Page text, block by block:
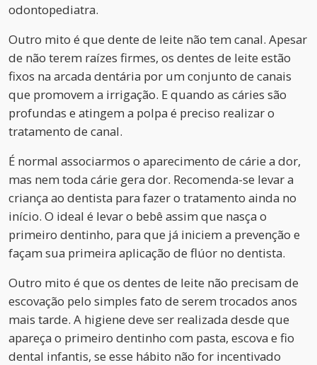
odontopediatra.
Outro mito é que dente de leite não tem canal. Apesar
de não terem raízes firmes, os dentes de leite estão
fixos na arcada dentária por um conjunto de canais
que promovem a irrigação. E quando as cáries são
profundas e atingem a polpa é preciso realizar o
tratamento de canal.
É normal associarmos o aparecimento de cárie a dor,
mas nem toda cárie gera dor. Recomenda-se levar a
criança ao dentista para fazer o tratamento ainda no
início. O ideal é levar o bebê assim que nasça o
primeiro dentinho, para que já iniciem a prevenção e
façam sua primeira aplicação de flúor no dentista.
Outro mito é que os dentes de leite não precisam de
escovação pelo simples fato de serem trocados anos
mais tarde. A higiene deve ser realizada desde que
apareça o primeiro dentinho com pasta, escova e fio
dental infantis, se esse hábito não for incentivado